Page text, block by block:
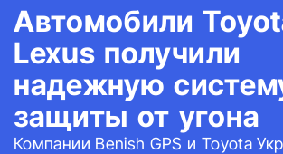
Автомобили
Lexus получили
надежную
защиты от угона
Компании Benish GPS и Toyota